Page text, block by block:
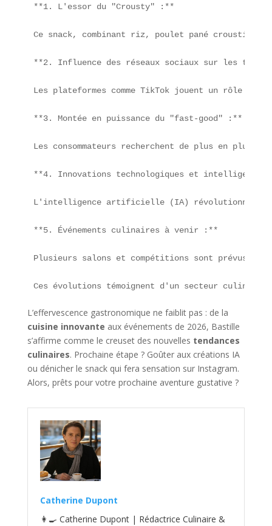
**1. L'essor du "Crousty" :**
Ce snack, combinant riz, poulet pané
**2. Influence des réseaux sociaux sur les
Les plateformes comme TikTok jouent un rôle
**3. Montée en puissance du "fast-good" :**
Les consommateurs recherchent de plus en
**4. Innovations technologiques et
L'intelligence artificielle (IA) révolutionne le
**5. Événements culinaires à venir :**
Plusieurs salons et compétitions sont prévus
Ces évolutions témoignent d'un secteur
L’effervescence gastronomique ne faiblit pas : de la
cuisine innovante aux événements de 2026, Bastille
s’affirme comme le creuset des nouvelles tendances
culinaires. Prochaine étape ? Goûter aux créations IA
ou dénicher le snack qui fera sensation sur Instagram.
Alors, prêts pour votre prochaine aventure gustative ?
Catherine Dupont
👩‍🍳 Catherine Dupont | Rédactrice Culinaire &